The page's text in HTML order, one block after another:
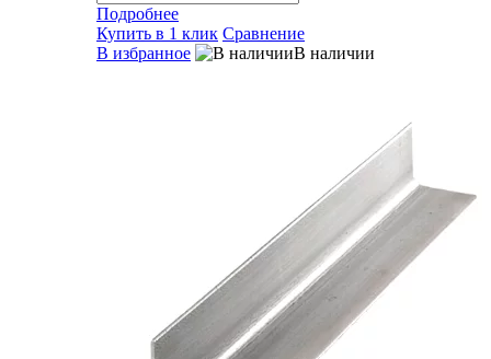
Подробнее
Купить в 1 клик Сравнение
В избранное
В наличии